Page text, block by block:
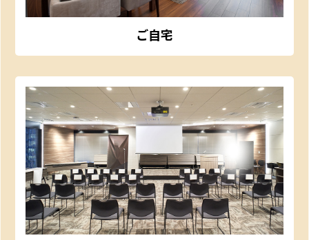
ご自宅